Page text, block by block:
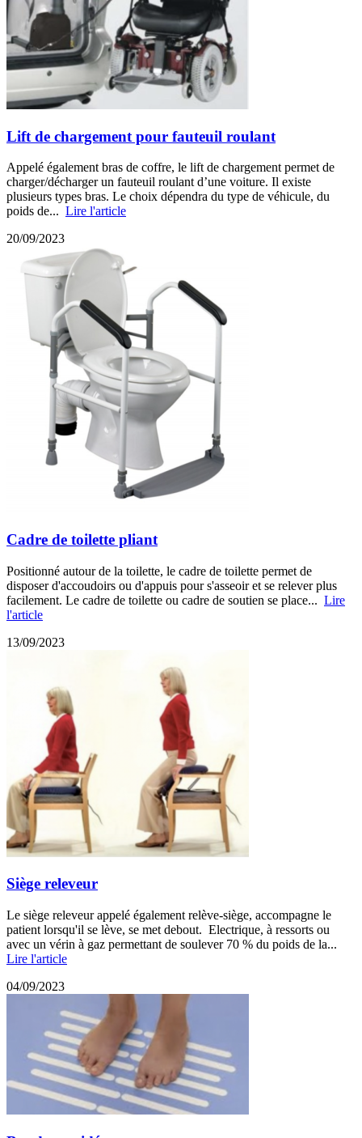
Lift de chargement pour fauteuil roulant
Appelé également bras de coffre, le lift de chargement permet de
charger/décharger un fauteuil roulant d’une voiture. Il existe
plusieurs types bras. Le choix dépendra du type de véhicule, du
poids de... Lire l'article
20/09/2023
Cadre de toilette pliant
Positionné autour de la toilette, le cadre de toilette permet de
disposer d'accoudoirs ou d'appuis pour s'asseoir et se relever plus
facilement. Le cadre de toilette ou cadre de soutien se place... Lire
l'article
13/09/2023
Siège releveur
Le siège releveur appelé également relève-siège, accompagne le
patient lorsqu'il se lève, se met debout. Electrique, à ressorts ou
avec un vérin à gaz permettant de soulever 70 % du poids de la...
Lire l'article
04/09/2023